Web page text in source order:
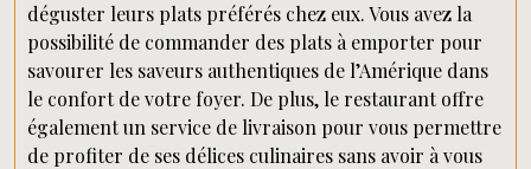
déguster leurs plats préférés chez eux. Vous avez la
possibilité de commander des plats à emporter pour
savourer les saveurs authentiques de l’Amérique dans
le confort de votre foyer. De plus, le restaurant offre
également un service de livraison pour vous permettre
de profiter de ses délices culinaires sans avoir à vous